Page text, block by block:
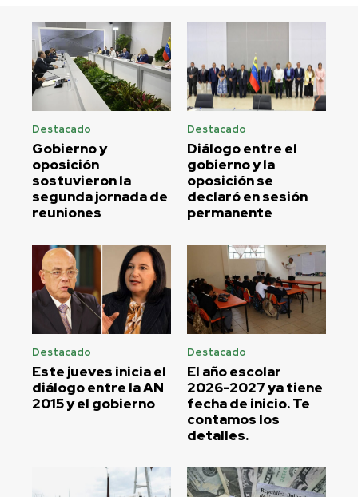
Destacado
Gobierno y
oposición
sostuvieron la
segunda jornada de
reuniones
Destacado
Diálogo entre el
gobierno y la
oposición se
declaró en sesión
permanente
Destacado
Este jueves inicia el
diálogo entre la AN
2015 y el gobierno
Destacado
El año escolar
2026-2027 ya tiene
fecha de inicio. Te
contamos los
detalles.